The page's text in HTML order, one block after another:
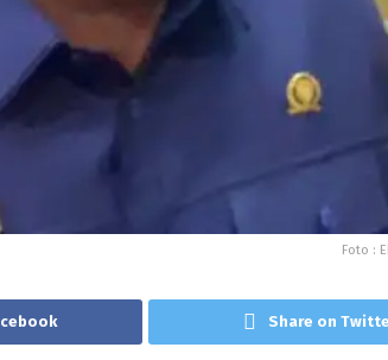
Foto :
Share on